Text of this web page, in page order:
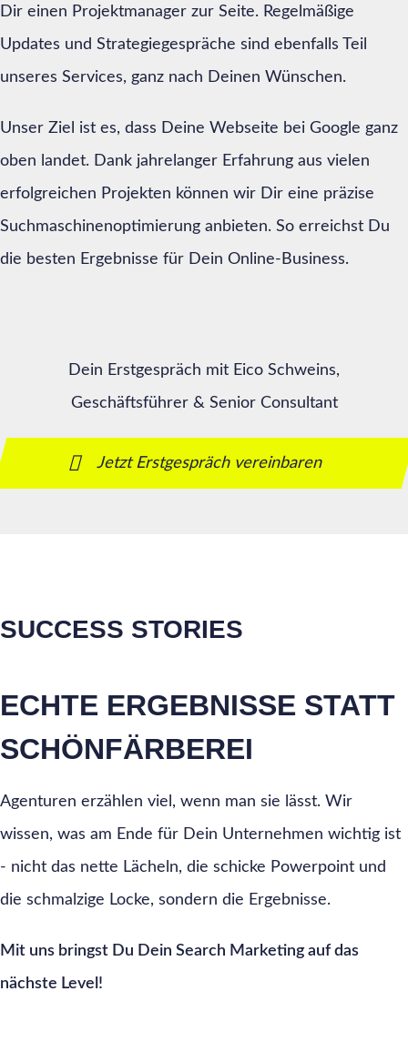
Dir einen Projektmanager zur Seite. Regelmäßige
Updates und Strategiegespräche sind ebenfalls Teil
unseres Services, ganz nach Deinen Wünschen.
Unser Ziel ist es, dass Deine Webseite bei Google ganz
oben landet. Dank jahrelanger Erfahrung aus vielen
erfolgreichen Projekten können wir Dir eine präzise
Suchmaschinenoptimierung anbieten. So erreichst Du
die besten Ergebnisse für Dein Online-Business.
Dein Erstgespräch mit Eico Schweins,
Geschäftsführer & Senior Consultant
Jetzt Erstgespräch vereinbaren
SUCCESS STORIES
ECHTE ERGEBNISSE STATT
SCHÖNFÄRBEREI
Agenturen erzählen viel, wenn man sie lässt. Wir
wissen, was am Ende für Dein Unternehmen wichtig ist
- nicht das nette Lächeln, die schicke Powerpoint und
die schmalzige Locke, sondern die Ergebnisse.
Mit uns bringst Du Dein Search Marketing auf das
nächste Level!